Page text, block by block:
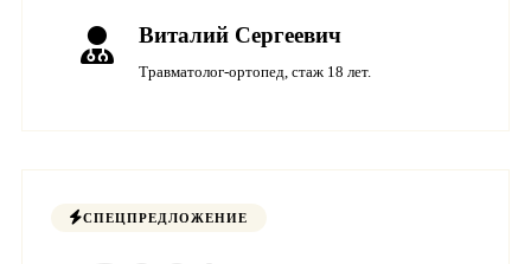
Виталий Сергеевич
Травматолог-ортопед, стаж 18 лет.
СПЕЦПРЕДЛОЖЕНИЕ